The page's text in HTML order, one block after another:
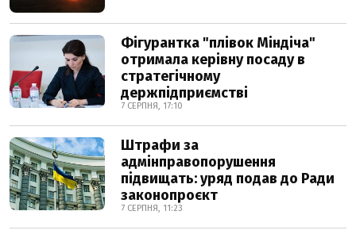
Фігурантка "плівок Міндіча"
отримала керівну посаду в
стратегічному
держпідприємстві
7 СЕРПНЯ, 17:10
Штрафи за
адмінправопорушення
підвищать: уряд подав до Ради
законопроєкт
7 СЕРПНЯ, 11:23